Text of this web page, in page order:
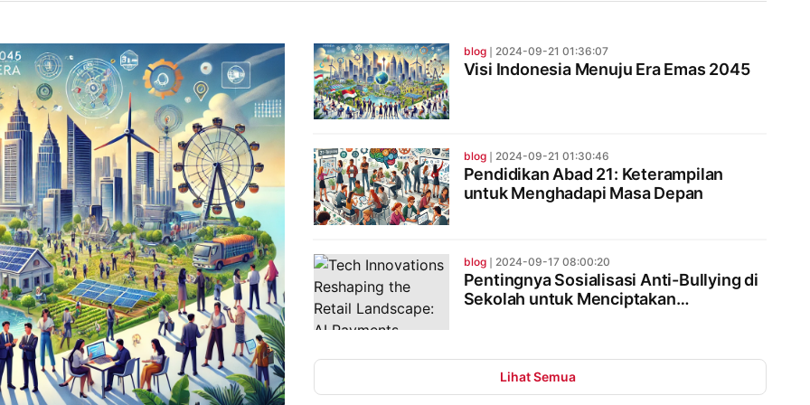
blog❘ 2024-09-21 01:36:07
Visi Indonesia Menuju Era Emas 2045
blog❘ 2024-09-21 01:30:46
Pendidikan Abad 21: Keterampilan
untuk Menghadapi Masa Depan
blog❘ 2024-09-17 08:00:20
Pentingnya Sosialisasi Anti-Bullying di
Sekolah untuk Menciptakan
Lihat Semua